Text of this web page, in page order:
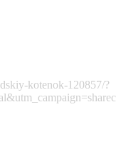
kotenok-120857/?